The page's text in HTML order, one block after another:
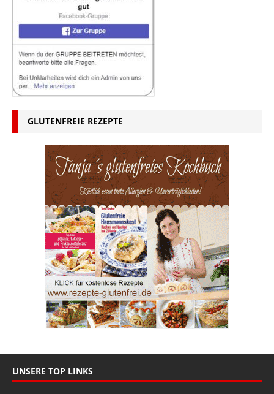
GLUTENFREIE REZEPTE
UNSERE TOP LINKS